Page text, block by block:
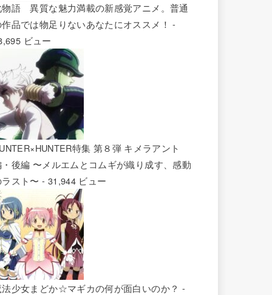
物語 異質な魅力満載の新感覚アニメ。普通
品では物足りないあなたにオススメ！ -
ビュー
特集 第８弾 キメラアント
後編 〜メルエムとコムギが織り成す、感動
スト〜 - 31,944 ビュー
少女まどか☆マギカの何が面白いのか？ -